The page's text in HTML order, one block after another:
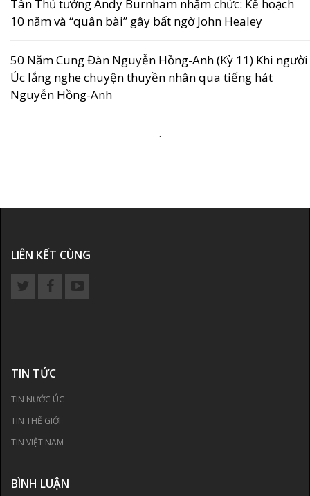
Tân Thủ tướng Andy Burnham nhậm chức: Kế hoạch
10 năm và “quân bài” gây bất ngờ John Healey
50 Năm Cung Đàn Nguyễn Hồng-Anh (Kỳ 11) Khi người
Úc lắng nghe chuyện thuyền nhân qua tiếng hát
Nguyễn Hồng-Anh
.
LIÊN KẾT CÙNG
TIN TỨC
TIN NƯỚC ÚC
TIN THẾ GIỚI
TIN VIỆT NAM
BÌNH LUẬN